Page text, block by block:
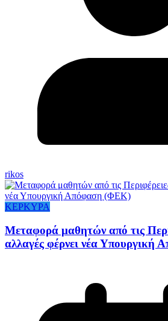
rikos
ΚΕΡΚΥΡΑ
Mεταφορά μαθητών από τις
αλλαγές φέρνει νέα